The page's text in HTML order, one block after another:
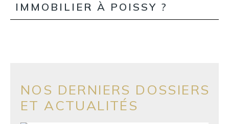
IMMOBILIER À POISSY ?
NOS DERNIERS DOSSIERS
ET ACTUALITÉS